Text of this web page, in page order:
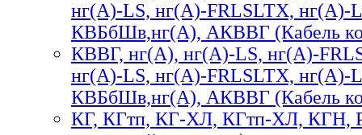
нг(А)-LS, нг(А)-FRLSLTX, нг(А)-
КВБбШв,нг(А), АКВВГ (Кабель
КВВГ, нг(А), нг(А)-LS, нг(А)-
нг(А)-LS, нг(А)-FRLSLTX, нг(А)-
КВБбШв,нг(А), АКВВГ (Кабель
КГ, КГтп, КГ-ХЛ, КГтп-ХЛ, КГН,